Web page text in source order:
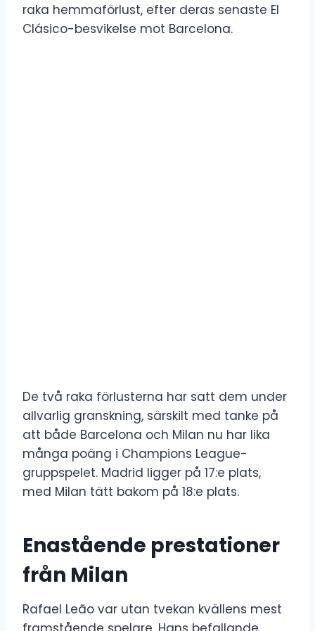
raka hemmaförlust, efter deras senaste El
Clásico-besvikelse mot Barcelona.
De två raka förlusterna har satt dem under
allvarlig granskning, särskilt med tanke på
att både Barcelona och Milan nu har lika
många poäng i Champions League-
gruppspelet. Madrid ligger på 17:e plats,
med Milan tätt bakom på 18:e plats.
Enastående prestationer
från Milan
Rafael Leão var utan tvekan kvällens mest